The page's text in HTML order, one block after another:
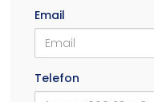
Email
Telefon